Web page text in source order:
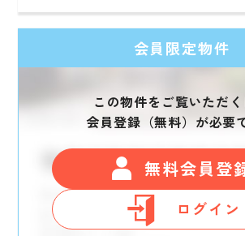
会員限定物件
この物件をご覧いただ
会員登録（無料）が必要
無料会員登
ログイン